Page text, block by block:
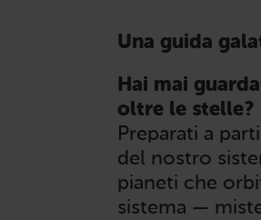
Una guida
Hai mai
oltre le stelle?
Preparati a
del nostro
pianeti che
sistema —